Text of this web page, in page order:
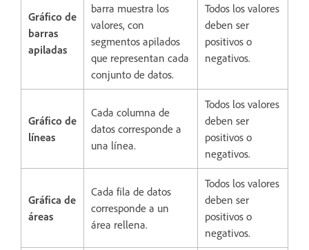
Gráfico de
barras
apiladas
barra muestra los
valores, con
segmentos apilados
que representan cada
conjunto de datos.
Todos los valores
deben ser
positivos o
negativos.
Gráfico de
líneas
Cada columna de
datos corresponde a
una línea.
Todos los valores
deben ser
positivos o
negativos.
Gráfica de
áreas
Cada fila de datos
corresponde a un
área rellena.
Todos los valores
deben ser
positivos o
negativos.